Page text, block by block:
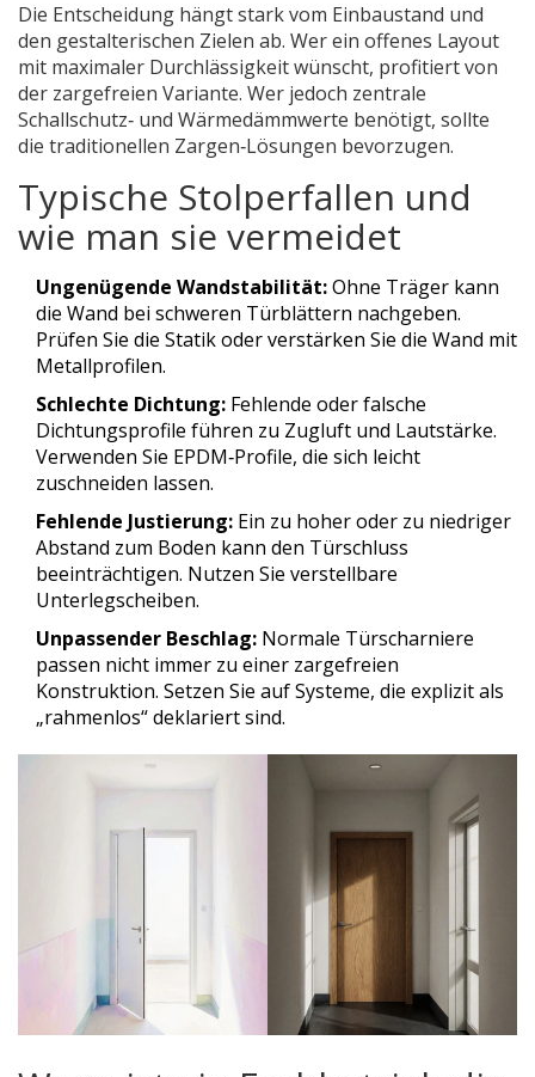
Die Entscheidung hängt stark vom Einbaustand und
den gestalterischen Zielen ab. Wer ein offenes Layout
mit maximaler Durchlässigkeit wünscht, profitiert von
der zargefreien Variante. Wer jedoch zentrale
Schallschutz‑ und Wärmedämmwerte benötigt, sollte
die traditionellen Zargen‑Lösungen bevorzugen.
Typische Stolperfallen und
wie man sie vermeidet
Ungenügende Wandstabilität:Ohne Träger kann
die Wand bei schweren Türblättern nachgeben.
Prüfen Sie die Statik oder verstärken Sie die Wand mit
Metallprofilen.
Schlechte Dichtung: Fehlende oder falsche
Dichtungsprofile führen zu Zugluft und Lautstärke.
Verwenden Sie EPDM‑Profile, die sich leicht
zuschneiden lassen.
Fehlende Justierung: Ein zu hoher oder zu niedriger
Abstand zum Boden kann den Türschluss
beeinträchtigen. Nutzen Sie verstellbare
Unterlegscheiben.
Unpassender Beschlag: Normale Türscharniere
passen nicht immer zu einer zargefreien
Konstruktion. Setzen Sie auf Systeme, die explizit als
„rahmenlos“ deklariert sind.